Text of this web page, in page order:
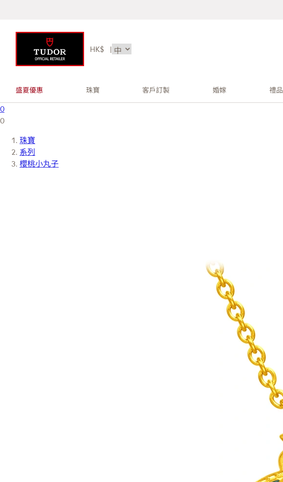
HK$ |
盛夏優惠 珠寶 客戶訂製 婚嫁 禮品
0
0
珠寶
系列
櫻桃小丸子